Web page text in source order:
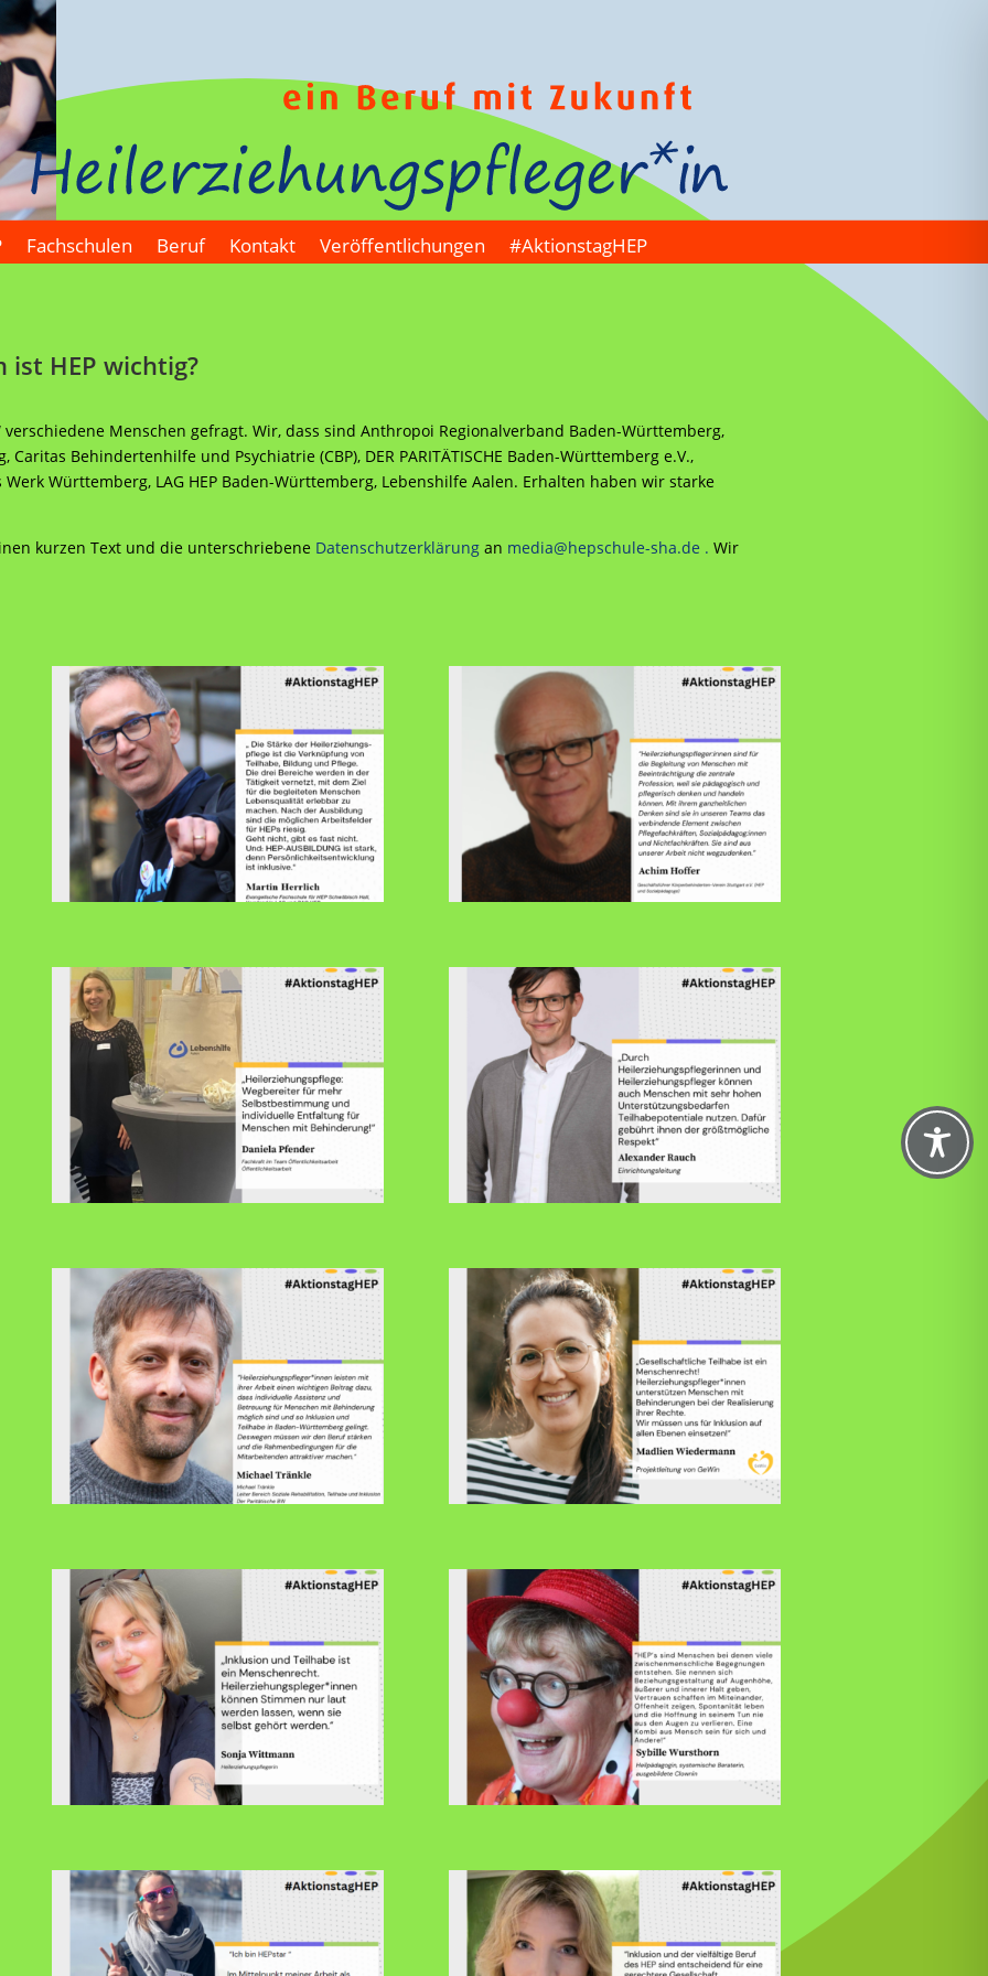
Fachschulen Beruf Kontakt Veröffentlichungen #AktionstagHEP
ist HEP wichtig?
verschiedene Menschen gefragt. Wir, dass sind Anthropoi Regionalverband Baden-Württemberg,
Behindertenhilfe und Psychiatrie (CBP), DER PARITÄTISCHE Baden-Württemberg e.V.,
Württemberg, LAG HEP Baden-Württemberg, Lebenshilfe Aalen. Erhalten haben wir starke
kurzen Text und die unterschriebene Datenschutzerklärung an media@hepschule-sha.de . Wir